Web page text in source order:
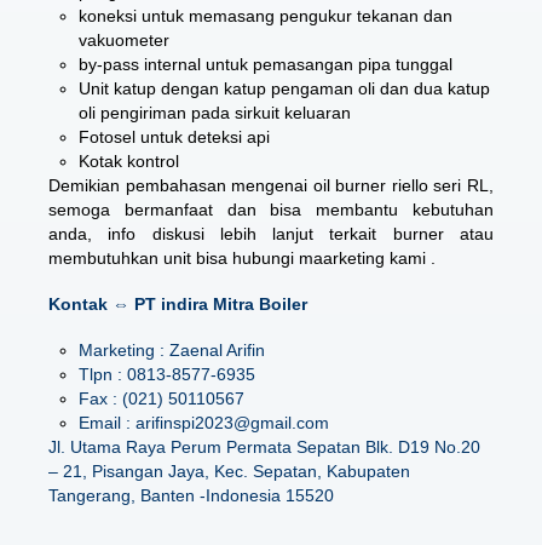
koneksi untuk memasang pengukur tekanan dan
vakuometer
by-pass internal untuk pemasangan pipa tunggal
Unit katup dengan katup pengaman oli dan dua katup
oli pengiriman pada sirkuit keluaran
Fotosel untuk deteksi api
Kotak kontrol
Demikian pembahasan mengenai oil burner riello seri RL
semoga bermanfaat dan bisa membantu kebutuhan
anda, info diskusi lebih lanjut terkait burner atau
membutuhkan unit bisa hubungi maarketing kami .
Kontak ⇔ PT indira Mitra Boiler
Marketing : Zaenal Arifin
Tlpn : 0813-8577-6935
Fax : (021) 50110567
Email : arifinspi2023@gmail.com
Jl. Utama Raya Perum Permata Sepatan Blk. D19 No.20
– 21, Pisangan Jaya, Kec. Sepatan, Kabupaten
Tangerang, Banten -Indonesia 15520